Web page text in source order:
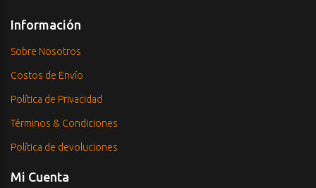
Información
Sobre Nosotros
Costos de Envío
Política de Privacidad
Términos & Condiciones
Política de devoluciones
Mi Cuenta